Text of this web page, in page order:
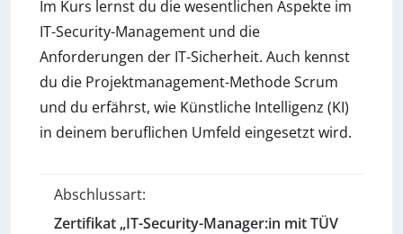
Im Kurs lernst du die wesentlichen Aspekte im
IT-Security-Management und die
Anforderungen der IT-Sicherheit. Auch kennst
du die Projektmanagement-Methode Scrum
und du erfährst, wie Künstliche Intelligenz (KI)
in deinem beruflichen Umfeld eingesetzt wird.
Abschlussart:
Zertifikat „IT-Security-Manager:in mit TÜV